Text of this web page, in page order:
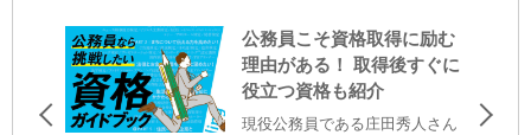
公務員こそ資格取得に励む
理由がある！ 取得後すぐに
役立つ資格も紹介
現役公務員である庄田秀人さん